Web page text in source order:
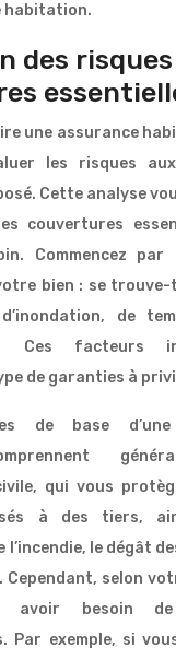
habitation.
des
une assurance
les risques
Cette analyse
couvertures
Commencez par
bien : se
de
Ces facteurs
de garanties à
de base d’une
qui vous
à des tiers,
le dégât
Cependant, selon
avoir besoin de
Par exemple, si